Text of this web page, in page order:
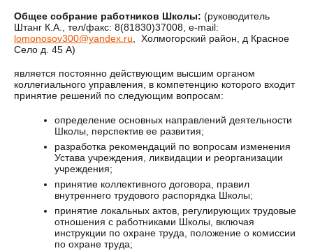
Общее собрание работников Школы: (руководитель
Штанг К.А., тел/факс: 8(81830)37008, e-mail:
lomonosov300@yandex.ru , Холмогорский район, д Красное
Село д. 45 А)
является постоянно действующим высшим органом
коллегиального управления, в компетенцию которого входит
принятие решений по следующим вопросам:
определение основных направлений деятельности
Школы, перспектив ее развития;
разработка рекомендаций по вопросам изменения
Устава учреждения, ликвидации и реорганизации
учреждения;
принятие коллективного договора, правил
внутреннего трудового распорядка Школы;
принятие локальных актов, регулирующих трудовые
отношения с работниками Школы, включая
инструкции по охране труда, положение о комиссии
по охране труда;